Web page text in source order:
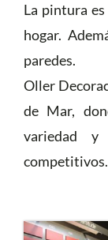
La pintura
hogar.
paredes.
Oller
de Mar,
variedad
competitivos.